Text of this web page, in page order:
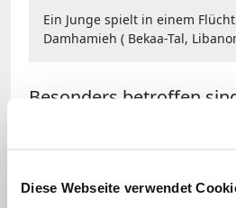
Diese Webseite verwendet
Ein Junge spielt in einem
Damhamieh ( Bekaa-Tal,
Besonders betroffen
der Arbeitslosen.